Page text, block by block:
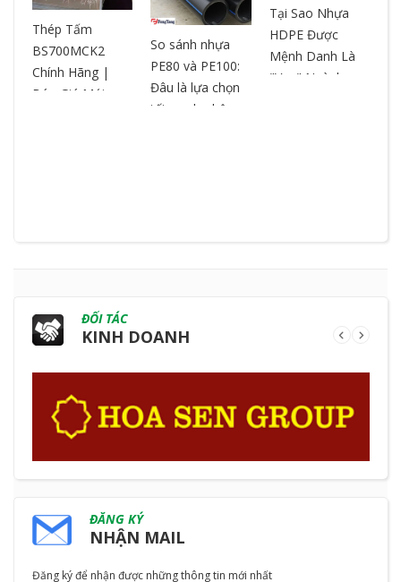
Thép Tấm
BS700MCK2
Chính Hãng |
Báo Giá Mới
So sánh nhựa
PE80 và PE100:
Đâu là lựa chọn
tối ưu cho hệ
Tại Sao Nhựa
HDPE Được
Mệnh Danh Là
"Vua" Ngành
ĐỐI TÁC
KINH DOANH
ĐĂNG KÝ
NHẬN MAIL
Đăng ký để nhận được những thông tin mới nhất